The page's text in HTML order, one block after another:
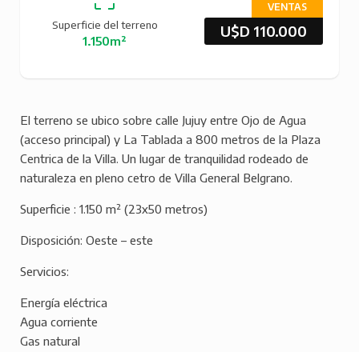
Superficie del terreno
1.150m²
VENTAS
U$D 110.000
El terreno se ubico sobre calle Jujuy entre Ojo de Agua
(acceso principal) y La Tablada a 800 metros de la Plaza
Centrica de la Villa. Un lugar de tranquilidad rodeado de
naturaleza en pleno cetro de Villa General Belgrano.
Superficie : 1.150 m² (23x50 metros)
Disposición: Oeste – este
Servicios:
Energía eléctrica
Agua corriente
Gas natural